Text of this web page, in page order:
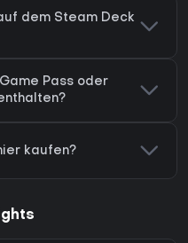
dem Steam Deck
Pass oder
kaufen?